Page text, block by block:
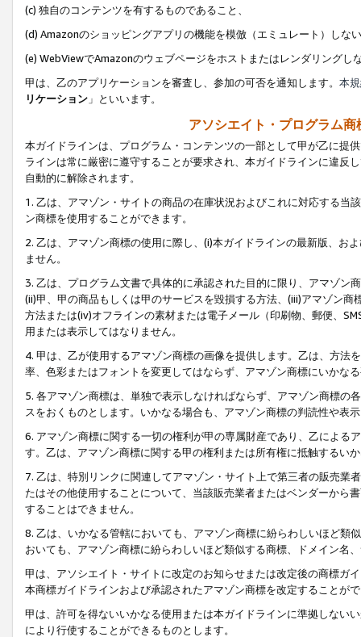
(c) 独自のコンテンツを有するものであること、
(d) Amazonのショッピングアプリの機能を模倣（エミュレート）しな
(e) WebViewでAmazonのウェブページをホストまたはレンダリングし
甲は、乙のアプリケーションを審査し、参加の可否を通知します。 本
リケーション 」といいます。
アソシエイト・プログラム
本ガイドラインは、プログラム・コンテンツの一部として甲が乙に提
ラインは常に厳密に遵守することが要求され、本ガイドラインに違反
自動的に解除されます。
1. 乙は、アマゾン・サイトの商品の在庫状況およびこれに対応する
ン商標を使用することができます。
2. 乙は、アマゾン商標の使用に際し、(i)本ガイドラインの最新版、お
ません。
3. 乙は、プログラム文書で具体的に承認された目的に限り、アマゾン
(ii)甲、甲の商品もしくは甲のサービスを毀損する方法、(iii)アマゾン
方法または(iv)オフラインの素材または電子メール（印刷物、郵便、
用または表示してはなりません。
4. 甲は、乙が使用するアマゾン商標の画像を提供します。乙は、方
率、色彩またはフォントを変更してはならず、アマゾン商標にいかな
5. 各アマゾン商標は、単独で表示しなければならず、アマゾン商標
スをおくものとします。いかなる場合も、アマゾン商標の判読性や表
6. アマゾン商標に関する一切の権利が甲の専属財産であり、乙による
す。乙は、アマゾン商標に関する甲の権利または所有権に抵触するい
7. 乙は、特別リンクに関連してアマゾン・サイト上で第三者の販売
たはその他使用することについて、当該販売業者またはベンダーから
することはできません。
8. 乙は、いかなる管轄においても、アマゾン商標に紛らわしいほど類
おいても、アマゾン商標に紛らわしいほど類似する商標、ドメイン名
甲は、アソシエイト・サイトに改定のお知らせまたは改定後の商標ガ
本商標ガイドラインおよび承認されたアマゾン商標を改定することが
甲は、許可を得ないいかなる使用または本ガイドラインに準拠しない
により行使することができるものとします。